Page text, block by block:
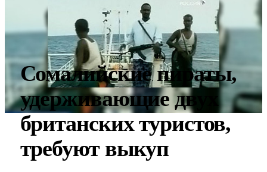
Сомалийские пираты,
удерживающие двух
британских туристов,
требуют выкуп